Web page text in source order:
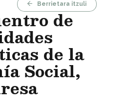
Berrietara itzuli
de
de la
Social,